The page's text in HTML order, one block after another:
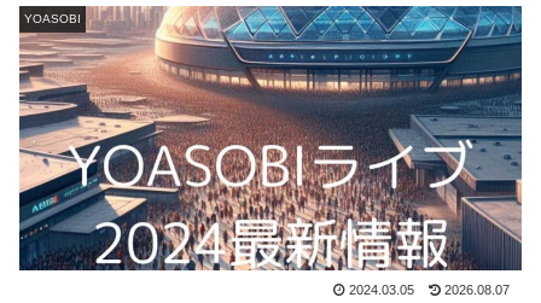
YOASOBI
2024.03.05 2026.08.07